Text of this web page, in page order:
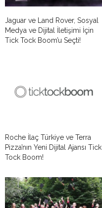
Jaguar ve Land Rover, Sosyal
Medya ve Dijital İletişimi İçin
Tick Tock Boom’u Seçti!
Roche İlaç Türkiye ve Terra
Pizza’nın Yeni Dijital Ajansı Tick
Tock Boom!